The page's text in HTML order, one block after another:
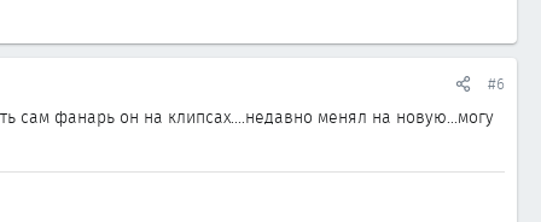
#6
сам фанарь он на клипсах....недавно менял на новую...могу